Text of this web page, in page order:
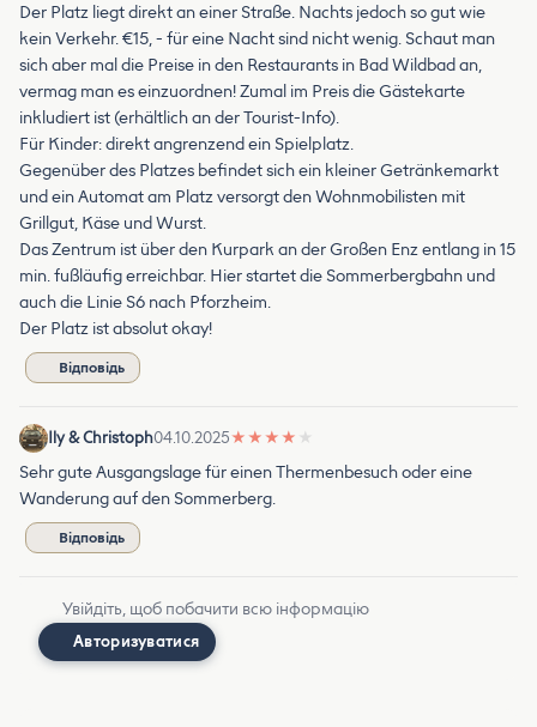
Der Platz liegt direkt an einer Straße. Nachts jedoch so gut wie
kein Verkehr. €15, - für eine Nacht sind nicht wenig. Schaut man
sich aber mal die Preise in den Restaurants in Bad Wildbad an,
vermag man es einzuordnen! Zumal im Preis die Gästekarte
inkludiert ist (erhältlich an der Tourist-Info).
Für Kinder: direkt angrenzend ein Spielplatz.
Gegenüber des Platzes befindet sich ein kleiner Getränkemarkt
und ein Automat am Platz versorgt den Wohnmobilisten mit
Grillgut, Käse und Wurst.
Das Zentrum ist über den Kurpark an der Großen Enz entlang in 15
min. fußläufig erreichbar. Hier startet die Sommerbergbahn und
auch die Linie S6 nach Pforzheim.
Der Platz ist absolut okay!
Відповідь
Ily & Christoph04.10.2025★ ★ ★ ★ ★
Sehr gute Ausgangslage für einen Thermenbesuch oder eine
Wanderung auf den Sommerberg.
Відповідь
Увійдіть, щоб побачити всю інформацію
Авторизуватися